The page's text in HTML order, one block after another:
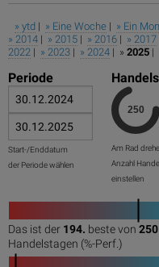
» ytd | » Eine Woche | » Ein
» 2014 | » 2015 | » 2016 | » 2017
2022 | » 2023 | » 2024 | » 2025 |
Periode
Start-/Enddatum
der Periode wählen
Am Rad
Anzahl
einstellen
Das ist der 194. beste von 250
Handelstagen (%-Perf.)